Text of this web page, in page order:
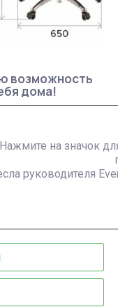
возможность
дома!
Нажмите на значок
руководителя